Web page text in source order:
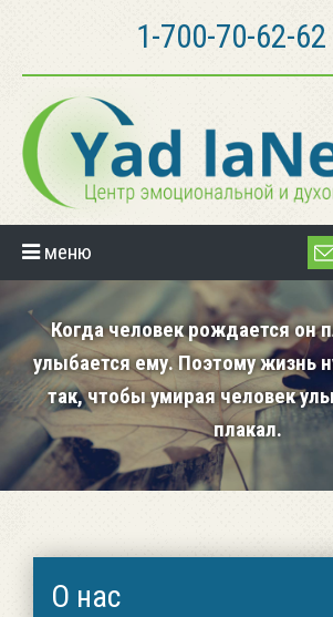
1-700-70-62-62
меню
Когда человек рождается он
улыбается ему. Поэтому жизнь
так, чтобы умирая человек
плакал.
О нас